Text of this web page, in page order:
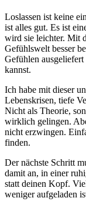
Loslassen ist keine
ist alles gut. Es ist
wird sie leichter. Mit
Gefühlswelt besser
Gefühlen
kannst.
Ich habe mit dieser
Lebenskrisen, tiefe
Nicht als Theorie,
wirklich gelingen.
nicht erzwingen.
finden.
Der nächste Schritt
damit an, in einer
statt deinen Kopf.
weniger aufgeladen